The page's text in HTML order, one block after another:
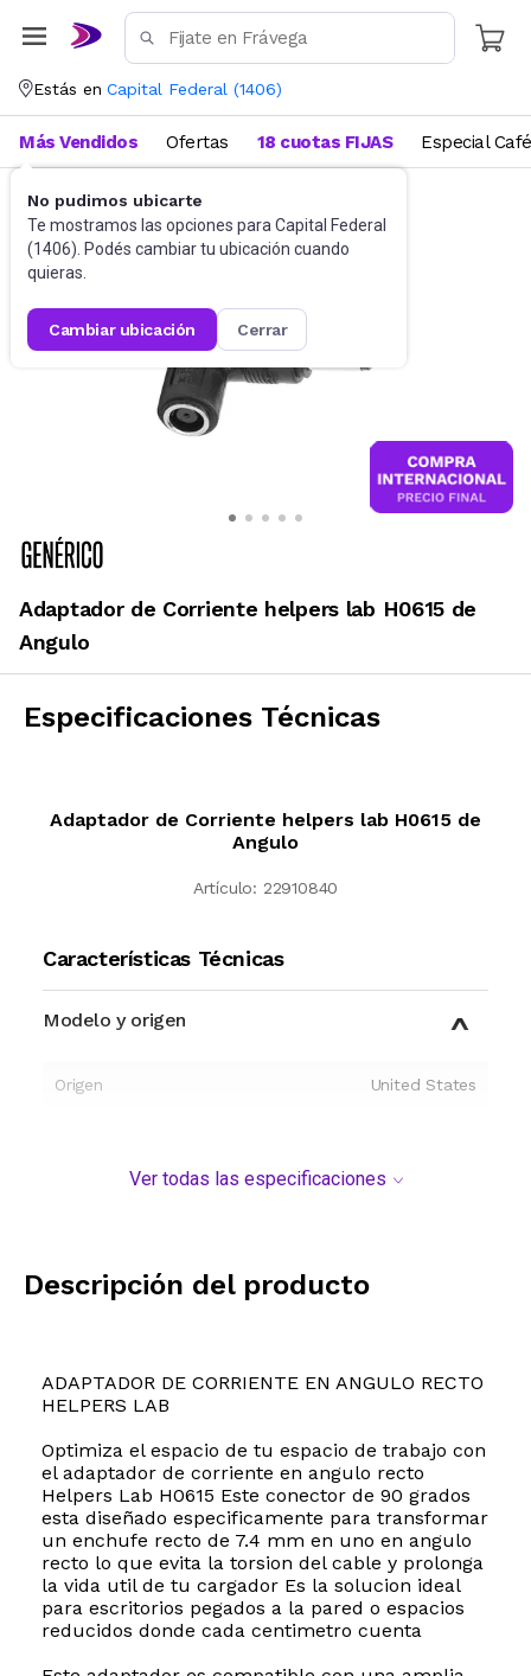
Estás en Capital Federal (1406)
No pudimos ubicarte
Te mostramos las opciones para Capital Federal
(1406). Podés cambiar tu ubicación cuando
quieras.
cambiar ubicación cerrar
Más Vendidos Ofertas 18 cuotas FIJAS Especial Café
Accesorios de Informática
Adaptador de Corriente helpers lab H0615 de
Angulo
Especificaciones Técnicas
Adaptador de Corriente helpers lab H0615 de
Angulo
Artículo: 22910840
Características Técnicas
Modelo y origen
Origen United States
Ver todas las especificaciones
Descripción del producto
ADAPTADOR DE CORRIENTE EN ANGULO RECTO
HELPERS LAB
Optimiza el espacio de tu espacio de trabajo con
el adaptador de corriente en angulo recto
Helpers Lab H0615 Este conector de 90 grados
esta diseñado especificamente para transformar
un enchufe recto de 7.4 mm en uno en angulo
recto lo que evita la torsion del cable y prolonga
la vida util de tu cargador Es la solucion ideal
para escritorios pegados a la pared o espacios
reducidos donde cada centimetro cuenta